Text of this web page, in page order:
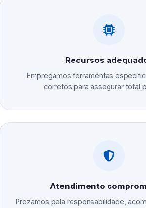
Recursos
Empregamos ferramentas
corretos para assegurar total
Atendimento
Prezamos pela responsabilidade,